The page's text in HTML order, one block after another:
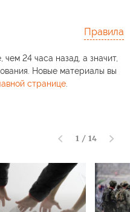
Правила
24 часа назад, а значит,
Новые материалы вы
странице.
1 / 14